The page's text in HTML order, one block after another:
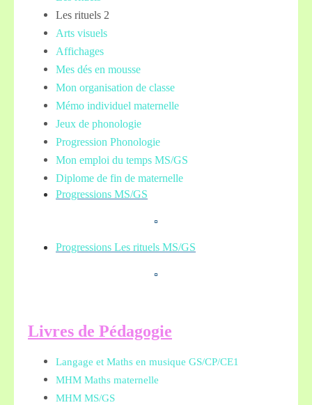
Les rituels 2
Arts visuels
Affichages
Mes dés en mousse
Mon organisation de classe
Mémo individuel maternelle
Jeux de phonologie
Progression Phonologie
Mon emploi du temps MS/GS
Diplome de fin de maternelle
Progressions MS/GS
Progressions Les rituels MS/GS
Livres de Pédagogie
Langage et Maths en musique GS/CP/CE1
MHM Maths maternelle
MHM MS/GS